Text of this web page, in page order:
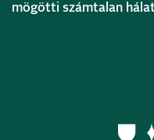
mögötti számtalan